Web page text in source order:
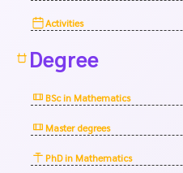
Activities
Degree
BSc in Mathematics
Master degrees
PhD in Mathematics